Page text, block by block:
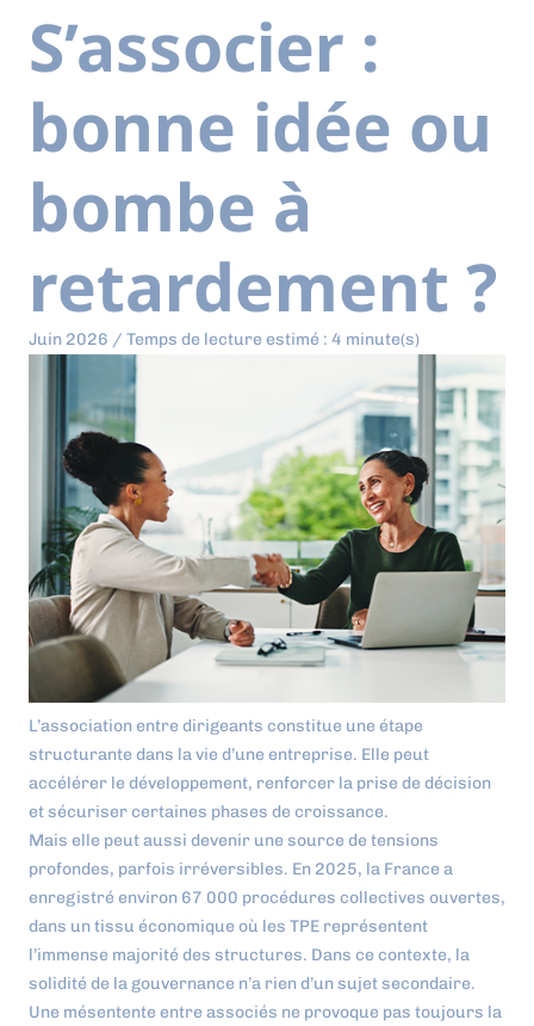
S’associer :
bonne idée ou
bombe à
retardement ?
Juin 2026 / Temps de lecture estimé : 4 minute(s)
L’association entre dirigeants constitue une étape
structurante dans la vie d’une entreprise. Elle peut
accélérer le développement, renforcer la prise de décision
et sécuriser certaines phases de croissance.
Mais elle peut aussi devenir une source de tensions
profondes, parfois irréversibles. En 2025, la France a
enregistré environ 67 000 procédures collectives ouvertes,
dans un tissu économique où les TPE représentent
l’immense majorité des structures. Dans ce contexte, la
solidité de la gouvernance n’a rien d’un sujet secondaire.
Une mésentente entre associés ne provoque pas toujours la